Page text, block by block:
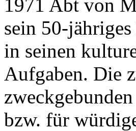
1971 Abt von
sein 50-
in seinen
Aufgaben. Die
bzw. für